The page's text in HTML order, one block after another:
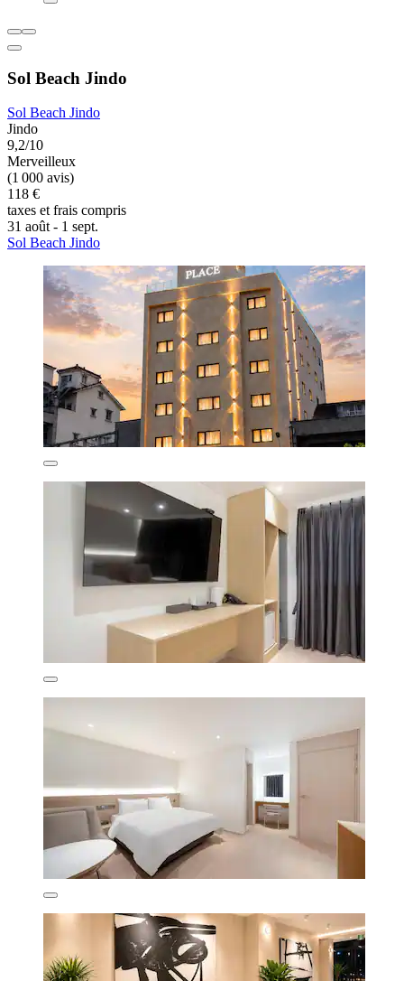
Sol Beach Jindo
Sol Beach Jindo
Jindo
9,2/10
Merveilleux
(1 000 avis)
118 €
taxes et frais compris
31 août - 1 sept.
Sol Beach Jindo